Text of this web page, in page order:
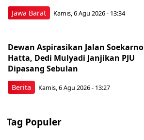
Jawa Barat Kamis, 6 Agu 2026 - 13:34
Berita
Dewan Aspirasikan Jalan Soekarno
Hatta, Dedi Mulyadi Janjikan PJU
Dipasang Sebulan
Kamis, 6 Agu 2026 - 13:27
Tag Populer